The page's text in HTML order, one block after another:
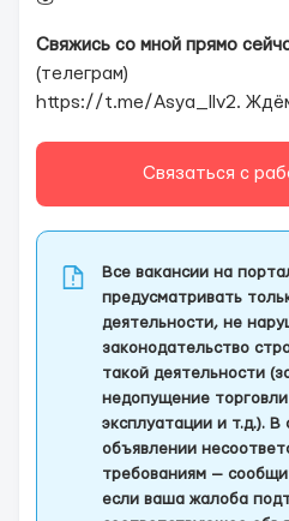
Свяжись со мной прямо
(телеграм)
https://t.me/Asya_llv2.
Связаться с
Все вакансии на
предусматривать
деятельности, не
законодательство
такой деятельности
недопущение
эксплуатации и т.д.). В
объявлении
требованиям —
если ваша жалоба